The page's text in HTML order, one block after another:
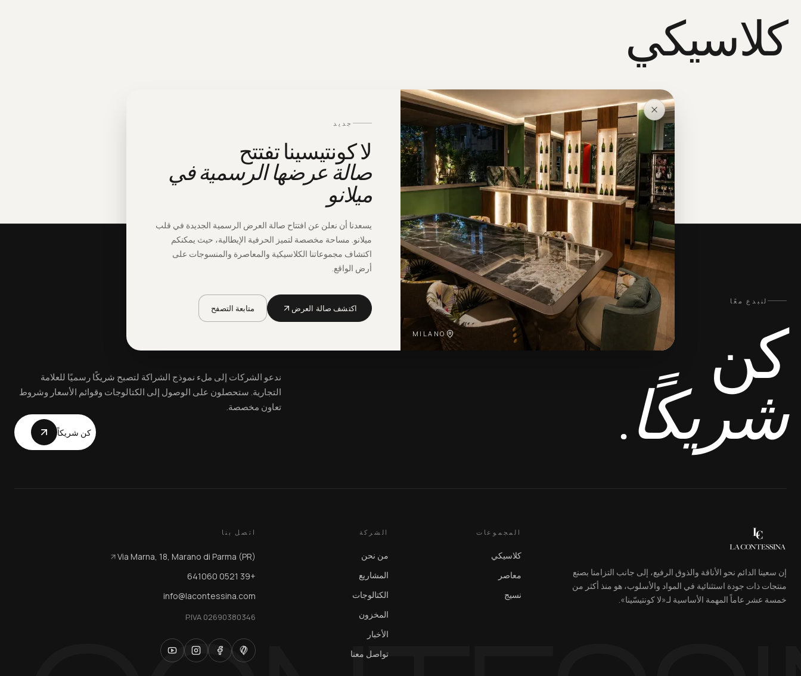
كلاسيكي
المطابخ
المكتبات
لنبدع معًا
كن
شريكًا.
ندعو الشركات إلى ملء نموذج الشراكة لتصبح شريكًا رسميًا للعلامة
التجارية. ستحصلون على الوصول إلى الكتالوجات وقوائم الأسعار وشروط
تعاون مخصصة.
كن شريكاً
إن سعينا الدائم نحو الأناقة والذوق الرفيع، إلى جانب التزامنا بصنع
منتجات ذات جودة استثنائية في المواد والأسلوب، هو منذ أكثر من
خمسة عشر عاماً المهمة الأساسية لـ«لا كونتيسّينا».
المجموعات
كلاسيكي
معاصر
نسيج
الشركة
من نحن
المشاريع
الكتالوجات
المخزون
الأخبار
تواصل معنا
اتصل بنا
Via Marna, 18, Marano di Parma (PR)
+39 0521 641060
info@lacontessina.com
P.IVA 02690380346
MILANO
جديد
لا كونتيسينا تفتتح
صالة عرضها الرسمية في
ميلانو
يسعدنا أن نعلن عن افتتاح صالة العرض الرسمية الجديدة في قلب
ميلانو. مساحة مخصصة لتميز الحرفية الإيطالية، حيث يمكنكم
اكتشاف مجموعاتنا الكلاسيكية والمعاصرة والمنسوجات على
أرض الواقع.
اكتشف صالة العرض متابعة التصفح